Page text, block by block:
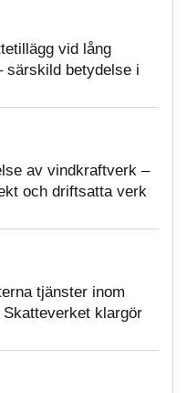
vid lång
särskild betydelse i
av vindkraftverk –
och driftsatta verk
tjänster inom
klargör